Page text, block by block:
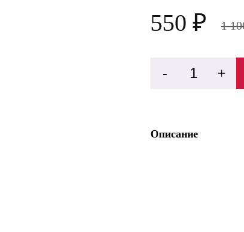
550 ₽ 1
- +
Описание